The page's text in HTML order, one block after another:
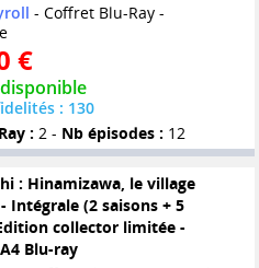
- Coffret Blu-Ray -
€
: 130
: 2 - Nb épisodes : 12
: Hinamizawa, le village
Intégrale (2 saisons + 5
collector limitée -
Blu-ray